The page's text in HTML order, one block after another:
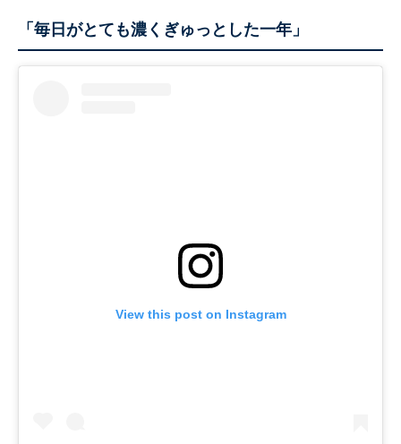
「毎日がとても濃くぎゅっとした一年」
View this post on Instagram